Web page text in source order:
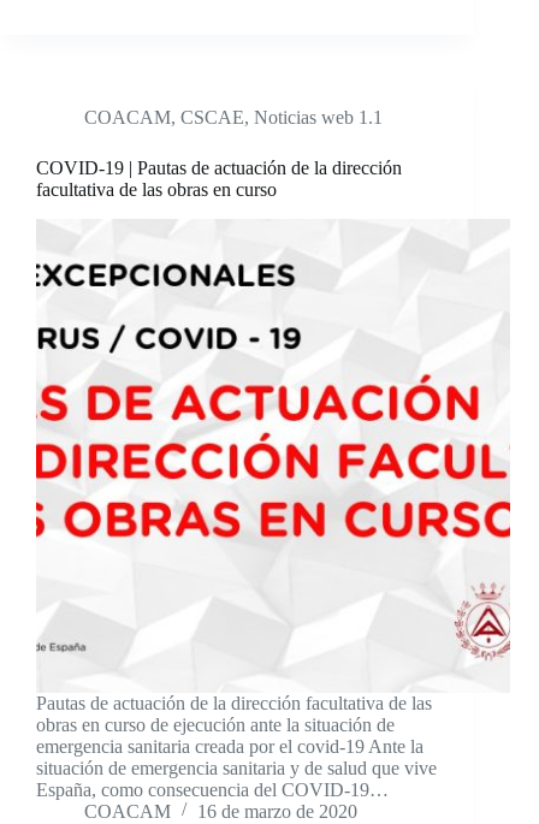
COACAM, CSCAE, Noticias web 1.1
COVID-19 | Pautas de actuación de la dirección
facultativa de las obras en curso
Pautas de actuación de la dirección facultativa de las
obras en curso de ejecución ante la situación de
emergencia sanitaria creada por el covid-19 Ante la
situación de emergencia sanitaria y de salud que vive
España, como consecuencia del COVID-19…
COACAM
16 de marzo de 2020